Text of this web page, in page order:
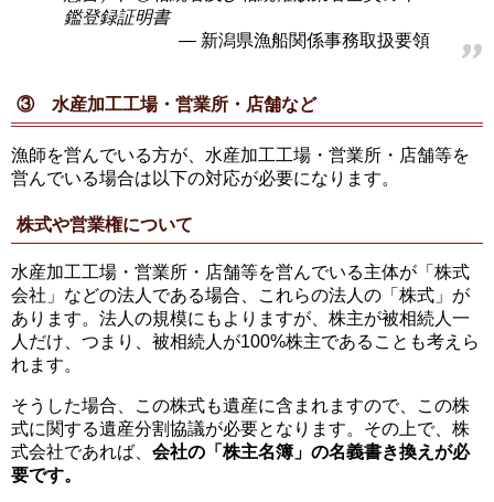
鑑登録証明書
新潟県漁船関係事務取扱要領
③ 水産加工工場・営業所・店舗など
漁師を営んでいる方が、水産加工工場・営業所・店舗等を
営んでいる場合は以下の対応が必要になります。
株式や営業権について
水産加工工場・営業所・店舗等を営んでいる主体が「株式
会社」などの法人である場合、これらの法人の「株式」が
あります。法人の規模にもよりますが、株主が被相続人一
人だけ、つまり、被相続人が100%株主であることも考えら
れます。
そうした場合、この株式も遺産に含まれますので、この株
式に関する遺産分割協議が必要となります。その上で、株
式会社であれば、 会社の「株主名簿」の名義書き換えが必
要です。